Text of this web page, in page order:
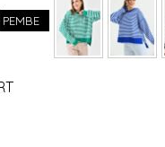
PEMBE